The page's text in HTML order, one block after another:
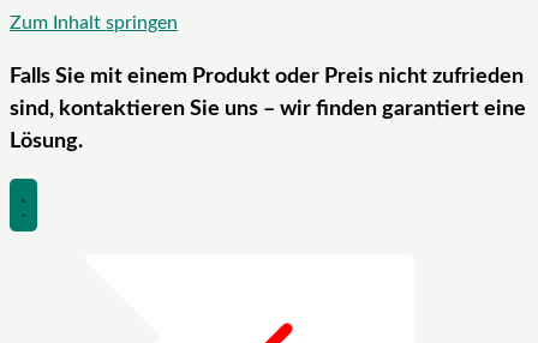
Zum Inhalt springen
Falls Sie mit einem Produkt oder Preis nicht zufrieden
sind, kontaktieren Sie uns – wir finden garantiert eine
Lösung.